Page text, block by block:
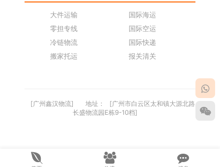
大件运输
零担专线
冷链物流
搬家托运
国际海运
国际空运
国际快递
报关清关
[广州鑫汉物流] 地址：
[广州市白云区太和镇大源北路
长盛物流园E栋9-10档]